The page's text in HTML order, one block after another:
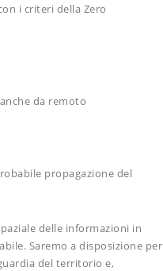
i criteri della Zero
da remoto
propagazione del
delle informazioni in
Saremo a disposizione per
del territorio e,